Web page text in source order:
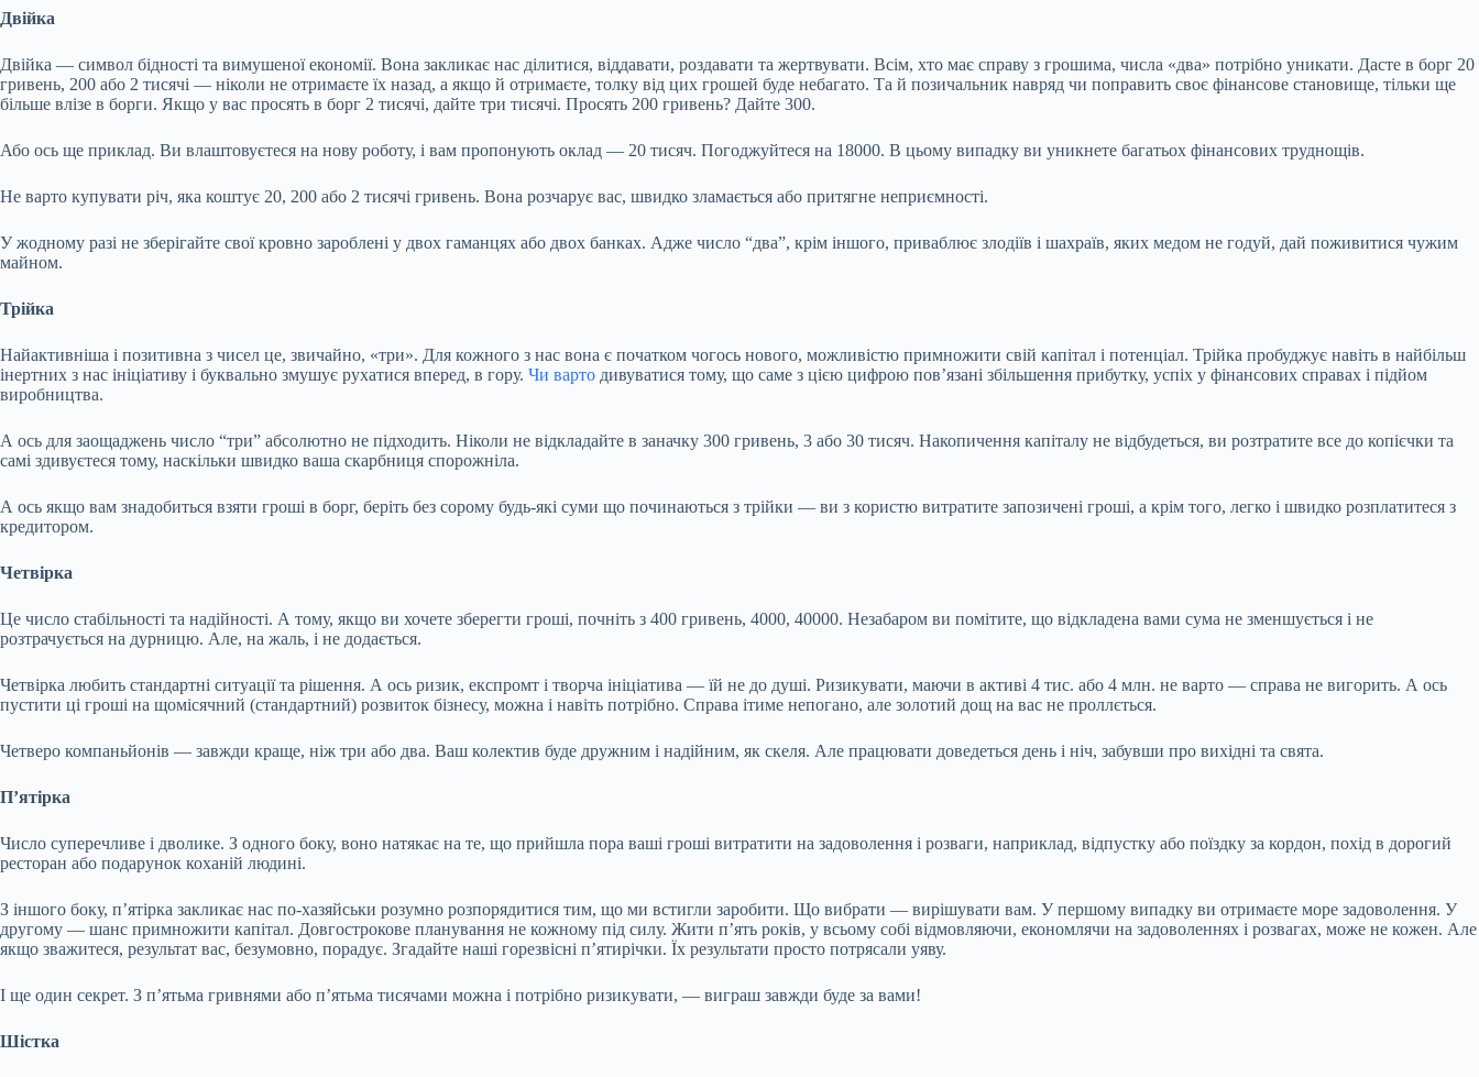
Двійка
Двійка — символ бідності та вимушеної економії. Вона закликає нас ділитися, віддавати, роздавати та жертвувати. Всім, хто має справу з грошима, числа «два» потрібно уникати. Дасте в борг 20
гривень, 200 або 2 тисячі — ніколи не отримаєте їх назад, а якщо й отримаєте, толку від цих грошей буде небагато. Та й позичальник навряд чи поправить своє фінансове становище, тільки ще
більше влізе в борги. Якщо у вас просять в борг 2 тисячі, дайте три тисячі. Просять 200 гривень? Дайте 300.
Або ось ще приклад. Ви влаштовуєтеся на нову роботу, і вам пропонують оклад — 20 тисяч. Погоджуйтеся на 18000. В цьому випадку ви уникнете багатьох фінансових труднощів.
Не варто купувати річ, яка коштує 20, 200 або 2 тисячі гривень. Вона розчарує вас, швидко зламається або притягне неприємності.
У жодному разі не зберігайте свої кровно зароблені у двох гаманцях або двох банках. Адже число “два”, крім іншого, приваблює злодіїв і шахраїв, яких медом не годуй, дай поживитися чужим
майном.
Трійка
Найактивніша і позитивна з чисел це, звичайно, «три». Для кожного з нас вона є початком чогось нового, можливістю примножити свій капітал і потенціал. Трійка пробуджує навіть в найбільш
інертних з нас ініціативу і буквально змушує рухатися вперед, в гору. Чи варто дивуватися тому, що саме з цією цифрою пов’язані збільшення прибутку, успіх у фінансових справах і підйом
виробництва.
А ось для заощаджень число “три” абсолютно не підходить. Ніколи не відкладайте в заначку 300 гривень, 3 або 30 тисяч. Накопичення капіталу не відбудеться, ви розтратите все до копієчки та
самі здивуєтеся тому, наскільки швидко ваша скарбниця спорожніла.
А ось якщо вам знадобиться взяти гроші в борг, беріть без сорому будь-які суми що починаються з трійки — ви з користю витратите запозичені гроші, а крім того, легко і швидко розплатитеся з
кредитором.
Четвірка
Це число стабільності та надійності. А тому, якщо ви хочете зберегти гроші, почніть з 400 гривень, 4000, 40000. Незабаром ви помітите, що відкладена вами сума не зменшується і не
розтрачується на дурницю. Але, на жаль, і не додається.
Четвірка любить стандартні ситуації та рішення. А ось ризик, експромт і творча ініціатива — їй не до душі. Ризикувати, маючи в активі 4 тис. або 4 млн. не варто — справа не вигорить. А ось
пустити ці гроші на щомісячний (стандартний) розвиток бізнесу, можна і навіть потрібно. Справа ітиме непогано, але золотий дощ на вас не проллється.
Четверо компаньйонів — завжди краще, ніж три або два. Ваш колектив буде дружним і надійним, як скеля. Але працювати доведеться день і ніч, забувши про вихідні та свята.
П’ятірка
Число суперечливе і дволике. З одного боку, воно натякає на те, що прийшла пора ваші гроші витратити на задоволення і розваги, наприклад, відпустку або поїздку за кордон, похід в дорогий
ресторан або подарунок коханій людині.
З іншого боку, п’ятірка закликає нас по-хазяйськи розумно розпорядитися тим, що ми встигли заробити. Що вибрати — вирішувати вам. У першому випадку ви отримаєте море задоволення. У
другому — шанс примножити капітал. Довгострокове планування не кожному під силу. Жити п’ять років, у всьому собі відмовляючи, економлячи на задоволеннях і розвагах, може не кожен. Але
якщо зважитеся, результат вас, безумовно, порадує. Згадайте наші горезвісні п’ятирічки. Їх результати просто потрясали уяву.
І ще один секрет. З п’ятьма гривнями або п’ятьма тисячами можна і потрібно ризикувати, — виграш завжди буде за вами!
Шістка